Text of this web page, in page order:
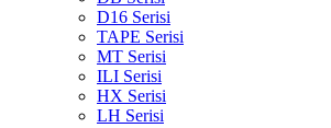
D16 Serisi
TAPE Serisi
MT Serisi
ILI Serisi
HX Serisi
LH Serisi